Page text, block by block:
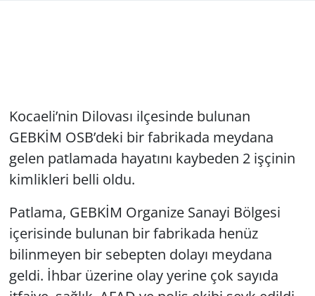
Kocaeli’nin Dilovası ilçesinde bulunan
GEBKİM OSB’deki bir fabrikada meydana
gelen patlamada hayatını kaybeden 2 işçinin
kimlikleri belli oldu.
Patlama, GEBKİM Organize Sanayi Bölgesi
içerisinde bulunan bir fabrikada henüz
bilinmeyen bir sebepten dolayı meydana
geldi. İhbar üzerine olay yerine çok sayıda